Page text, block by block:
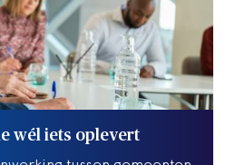
wél iets oplevert